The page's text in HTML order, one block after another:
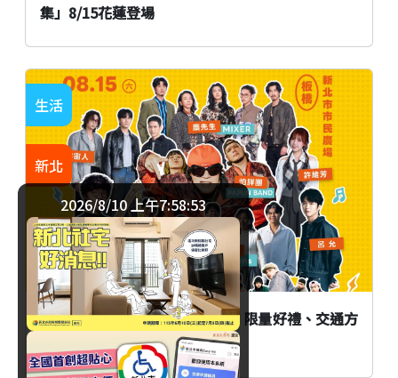
集」8/15花蓮登場
「2026當大人高校祭」在新北！限量好禮、交通方
式與演出時間全攻略一次看
生活
新北
2026/8/10 上午7:58:54